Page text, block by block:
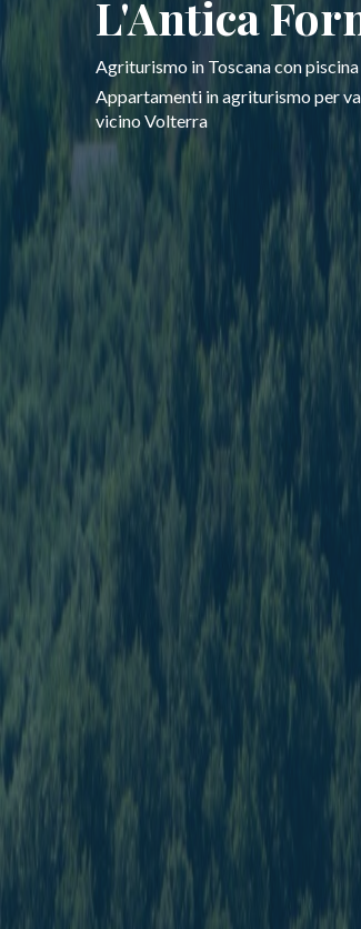
L'Antica
Agriturismo in Toscana con
Appartamenti in agriturismo per
vicino Volterra